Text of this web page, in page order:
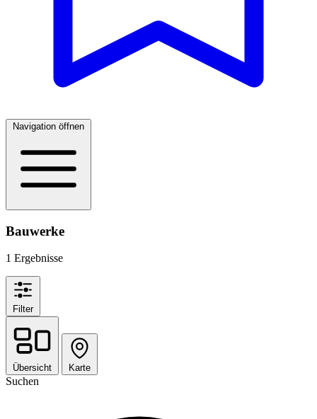
Navigation öffnen
Bauwerke
1 Ergebnisse
Filter
Übersicht Karte
Suchen